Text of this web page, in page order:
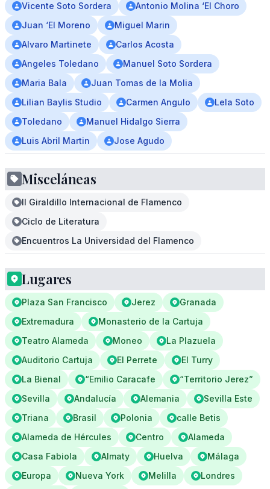
Vicente Soto Sordera
Antonio Molina ‘El Choro
Juan ‘El Moreno
Miguel Marin
Alvaro Martinete
Carlos Acosta
Angeles Toledano
Manuel Soto Sordera
Maria Bala
Juan Tomas de la Molia
Lilian Baylis Studio
Carmen Angulo
Lela Soto
Toledano
Manuel Hidalgo Sierra
Luis Abril Martin
Jose Agudo
Misceláneas
II Giraldillo Internacional de Flamenco
Ciclo de Literatura
Encuentros La Universidad del Flamenco
Lugares
Plaza San Francisco Jerez
Granada
Extremadura
Monasterio de la Cartuja
Teatro Alameda
Moneo
La Plazuela
Auditorio Cartuja
El Perrete
El Turry
La Bienal
“Emilio Caracafe
“Territorio Jerez”
Sevilla
Andalucía Alemania
Sevilla Este
Triana
Brasil Polonia
calle Betis
Alameda de Hércules
Centro
Alameda
Casa Fabiola
Almaty Huelva
Málaga
Europa
Nueva York Melilla
Londres